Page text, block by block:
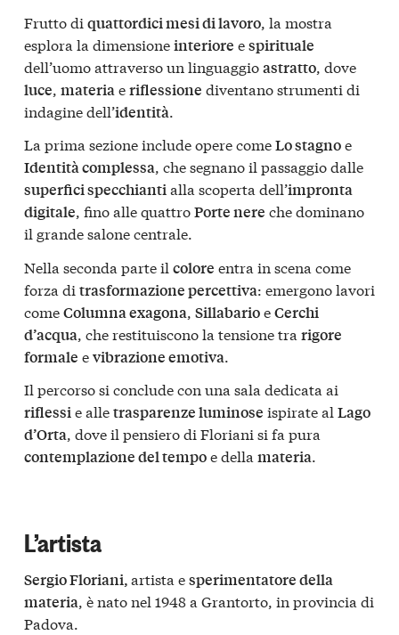
Frutto di quattordici mesi di lavoro, la mostra
esplora la dimensioneinteriore espirituale
dell’uomo attraverso un linguaggioastratto, dove
luce, materiaeriflessione diventano strumenti di
indagine dell’identità.
La prima sezione include opere comeLo stagnoe
Identità complessa, che segnano il passaggio dalle
superfici specchiantialla scoperta dell’impronta
digitale, fino alle quattroPorte nere che dominano
il grande salone centrale.
Nella seconda parte il colore entra in scena come
forza di trasformazione percettiva: emergono lavori
comeColumna exagona, SillabarioeCerchi
d’acqua, che restituiscono la tensione tra rigore
formale evibrazione emotiva.
Il percorso si conclude con una sala dedicata ai
riflessie alletrasparenze luminose ispirate al Lago
d’Orta, dove il pensiero di Floriani si fa pura
contemplazione del tempoe della materia.
L’artista
Sergio Floriani,artista esperimentatore della
materia, è nato nel 1948 a Grantorto, in provincia di
Padova.